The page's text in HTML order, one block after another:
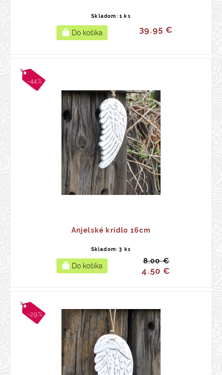
Skladom: 1 ks
39.95 €
-44%
Anjelské krídlo 16cm
Skladom: 3 ks
8.00 €
4.50 €
-29%